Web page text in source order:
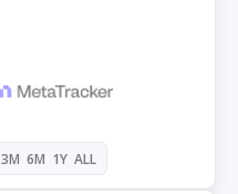
3M 6M 1Y ALL